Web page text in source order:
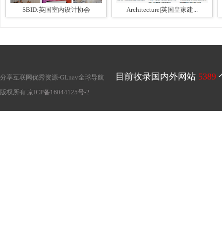
SBID:英国室内设计协会 Architecture|英国皇家建...
分享互联网优秀资源-GLnav全球导航 目前收录国内外网站 5389
版权所有 京ICP备16044125号-2